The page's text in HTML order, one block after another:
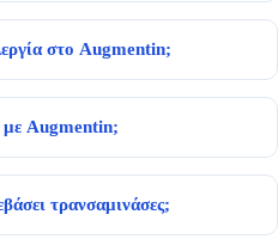
στο Augmentin;
Augmentin;
τρανσαμινάσες;